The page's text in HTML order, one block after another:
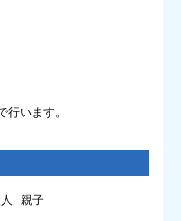
います。
親子